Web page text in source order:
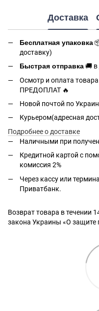
Доставка
Бесплатная упаковка
доставку)
Быстрая отправка🚚 в
Осмотр и оплата
ПРЕДОПЛАТ 🔥
Новой почтой по
Курьером(адресная
Подробнее о доставке
Наличными при
Кредитной картой с
комиссия 2%
Через кассу или
Приватбанк.
Возврат товара в течении
закона Украины «О защите